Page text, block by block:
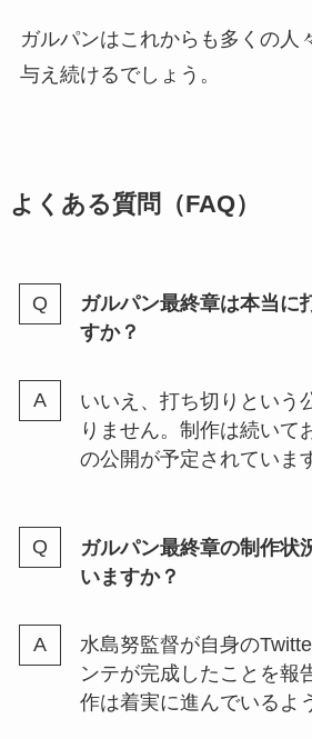
ガルパンはこれからも多くの人
与え続けるでしょう。
よくある質問（FAQ）
ガルパン最終章は本当に
すか？
いいえ、打ち切りという
りません。制作は続いて
の公開が予定されていま
ガルパン最終章の制作状
いますか？
水島努監督が自身の
ンテが完成したことを報
作は着実に進んでいるよ